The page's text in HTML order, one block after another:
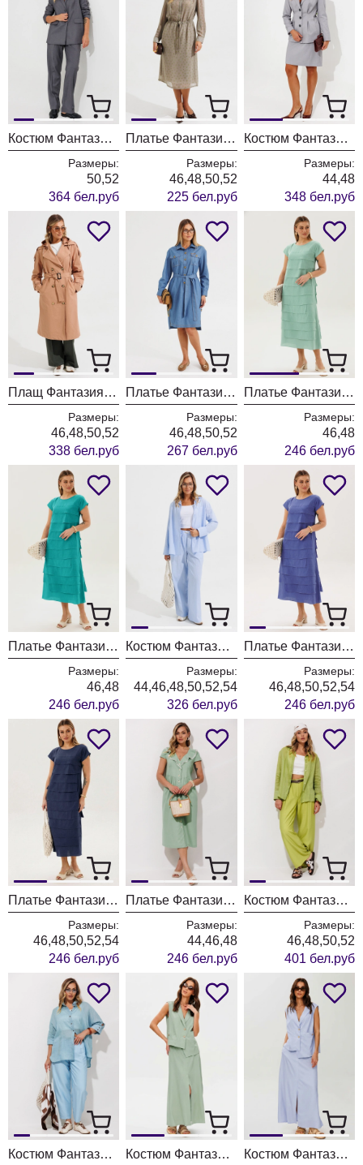
Костюм Фантазия Мод 5218-1
Размеры:
50,52
364 бел.руб
Платье Фантазия Мод 5091-1
Размеры:
46,48,50,52
225 бел.руб
Костюм Фантазия Мод 5088 серый
Размеры:
44,48
348 бел.руб
Плащ Фантазия Мод 4735-1
Размеры:
46,48,50,52
338 бел.руб
Платье Фантазия Мод 5396БП
Размеры:
46,48,50,52
267 бел.руб
Платье Фантазия Мод 5437 мята
Размеры:
46,48
246 бел.руб
Платье Фантазия Мод 5437 бирюза
Размеры:
46,48
246 бел.руб
Костюм Фантазия Мод 5514
Размеры:
44,46,48,50,52,54
326 бел.руб
Платье Фантазия Мод 5437 джинс
Размеры:
46,48,50,52,54
246 бел.руб
Платье Фантазия Мод 5437 темно-синий
Размеры:
46,48,50,52,54
246 бел.руб
Платье Фантазия Мод 5474
Размеры:
44,46,48
246 бел.руб
Костюм Фантазия Мод 5502
Размеры:
46,48,50,52
401 бел.руб
Костюм Фантазия Мод 5507 Костюм Фантазия Мод 4820/2 шалфей Костюм Фантазия Мод 4820/2 голубой